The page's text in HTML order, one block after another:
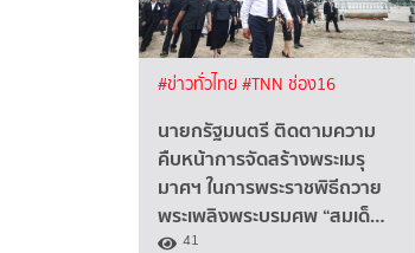
#ข่าวทั่วไทย#TNN ช่อง16
นายกรัฐมนตรี ติดตามความ
คืบหน้าการจัดสร้างพระเมรุ
มาศฯ ในการพระราชพิธีถวาย
พระเพลิงพระบรมศพ “สมเด็…
41